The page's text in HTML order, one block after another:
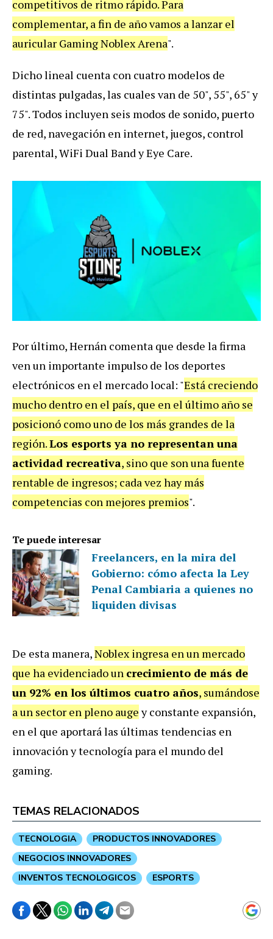
competitivos de ritmo rápido. Para
complementar, a fin de año vamos a lanzar el
auricular Gaming Noblex Arena".
Dicho lineal cuenta con cuatro modelos de
distintas pulgadas, las cuales van de 50", 55", 65" y
75". Todos incluyen seis modos de sonido, puerto
de red, navegación en internet, juegos, control
parental, WiFi Dual Band y Eye Care.
Por último, Hernán comenta que desde la firma
ven un importante impulso de los deportes
electrónicos en el mercado local: "Está creciendo
mucho dentro en el país, que en el último año se
posicionó como uno de los más grandes de la
región.Los esports ya no representan una
actividad recreativa, sino que son una fuente
rentable de ingresos; cada vez hay más
competencias con mejores premios".
Te puede interesar
Freelancers, en la mira del
Gobierno: cómo afecta la Ley
Penal Cambiaria a quienes no
liquiden divisas
De esta manera,Noblex ingresa en un mercado
que ha evidenciado un crecimiento de más de
un 92% en los últimos cuatro años, sumándose
a un sector en pleno augey constante expansión,
en el que aportará las últimas tendencias en
innovación y tecnología para el mundo del
gaming.
TEMAS RELACIONADOS
TECNOLOGIA
PRODUCTOS INNOVADORES
NEGOCIOS INNOVADORES
INVENTOS TECNOLOGICOS
ESPORTS